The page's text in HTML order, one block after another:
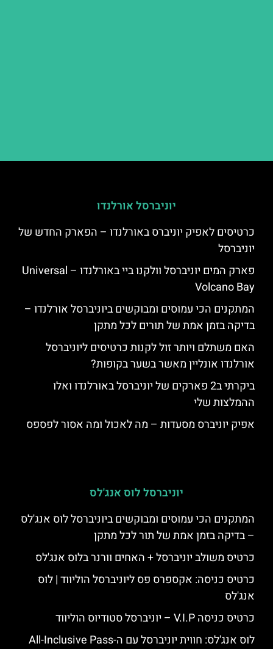
יוניברסל אורלנדו
כרטיסים לאפיק יוניברס באורלנדו – הפארק החדש של
יוניברסל
פארק המים יוניברסל וולקנו ביי באורלנדו – Universal
Volcano Bay
המתקנים הכי עמוסים ומבוקשים ביוניברסל אורלנדו –
בדיקה בזמן אמת של תורים לכל מתקן
האם משתלם ויותר זול לקנות כרטיסים ליוניברסל
אורלנדו אונליין מאשר בשער בקופות?
ביקרתי ב2 פארקים של יוניברסל באורלנדו ואלו
ההמלצות שלי
אפיק יוניברס מסעדות – מה לאכול ומה אסור לפספס
יוניברסל לוס אנג'לס
המתקנים הכי עמוסים ומבוקשים ביוניברסל לוס אנג'לס
– בדיקה בזמן אמת של תור לכל מתקן
כרטיס משולב יוניברסל + האחים וורנר בלוס אנג'לס
כרטיס כניסה: אקספרס פס ליוניברסל הוליווד | לוס
אנג'לס
כרטיס כניסה V.I.P – יוניברסל סטודיוס הוליווד
לוס אנג'לס: חווית יוניברסל עם ה-All-Inclusive Pass